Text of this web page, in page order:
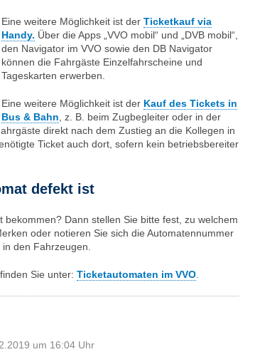
Eine weitere Möglichkeit ist der Ticketkauf via
Handy. Über die Apps „VVO mobil“ und „DVB mobil“,
den Navigator im VVO sowie den DB Navigator
können die Fahrgäste Einzelfahrscheine und
Tageskarten erwerben.
Eine weitere Möglichkeit ist der Kauf des Tickets in
Bus & Bahn , z. B. beim Zugbegleiter oder in der
direkt nach dem Zustieg an die Kollegen in
Ticket auch dort, sofern kein betriebs­bereiter
defekt ist
Dann stellen Sie bitte fest, zu welchem
oder notieren Sie sich die Automaten­nummer
den Fahrzeugen.
Sie unter: Ticketautomaten im VVO
um 16:04 Uhr